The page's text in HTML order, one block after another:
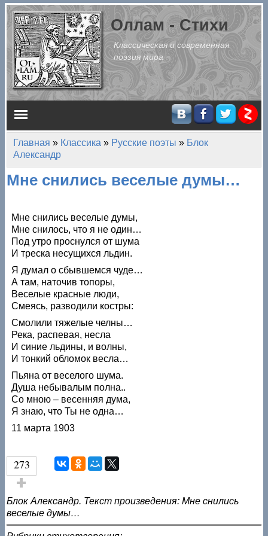
Перейти к основному содержанию
Оллам - Стихи
Классическая и современная
поэзия мира
Главное меню
Вы здесь
Главная » Классика » Русские поэты » Блок
Александр
Мне снились веселые думы…
Мне снились веселые думы,
Мне снилось, что я не один…
Под утро проснулся от шума
И треска несущихся льдин.
Я думал о сбывшемся чуде…
А там, наточив топоры,
Веселые красные люди,
Смеясь, разводили костры:
Смолили тяжелые челны…
Река, распевая, несла
И синие льдины, и волны,
И тонкий обломок весла…
Пьяна от веселого шума.
Душа небывалым полна..
Со мною – весенняя дума,
Я знаю, что Ты не одна…
11 марта 1903
273
Голос за!
Блок Александр. Текст произведения: Мне снились
веселые думы…